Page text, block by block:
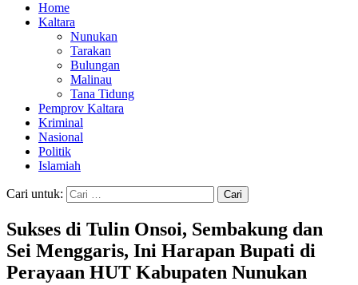
Home
Kaltara
Nunukan
Tarakan
Bulungan
Malinau
Tana Tidung
Pemprov Kaltara
Kriminal
Nasional
Politik
Islamiah
Cari untuk:
Sukses di Tulin Onsoi, Sembakung dan
Sei Menggaris, Ini Harapan Bupati di
Perayaan HUT Kabupaten Nunukan